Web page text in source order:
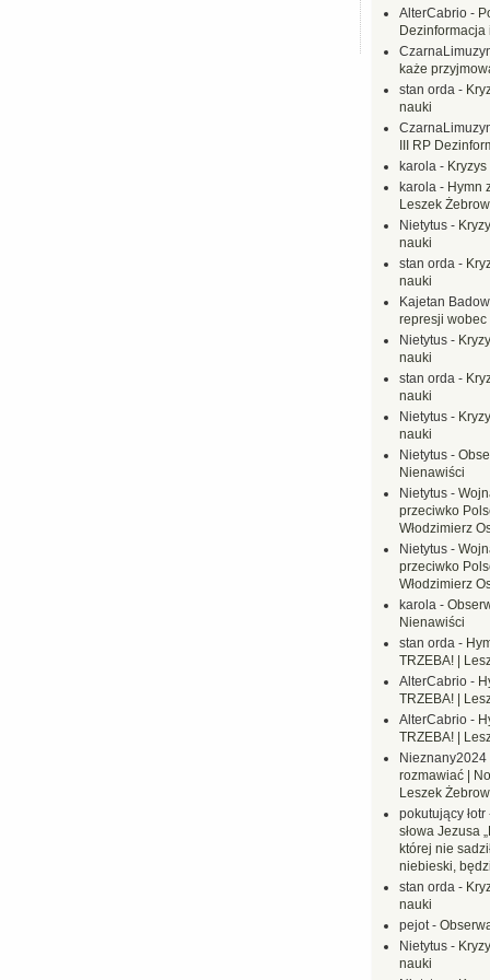
AlterCabrio -
Dezinformacja
każe
stan orda -
nauki
III RP
karola -
karola - Hymn
Leszek
Nietytus -
nauki
stan orda -
nauki
Kajetan
represji wobec
Nietytus -
nauki
stan orda -
nauki
Nietytus -
nauki
Nietytus -
Nienawiści
Nietytus -
przeciwko
Włodzimierz
Nietytus -
przeciwko
Włodzimierz
karola -
Nienawiści
stan orda -
TRZEBA! |
AlterCabrio -
TRZEBA! |
AlterCabrio -
TRZEBA! |
Nieznany2024
rozmawiać |
Leszek
pokutujący łotr
słowa Jezusa
której nie
niebieski,
stan orda -
nauki
pejot-
Nietytus -
nauki